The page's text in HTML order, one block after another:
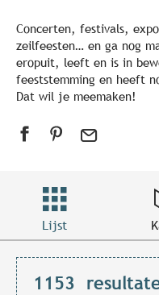
Concerten, festivals,
zeilfeesten… en ga nog
eropuit, leeft en is in
feeststemming en heeft
Dat wil je meemaken!
Lijst
1153